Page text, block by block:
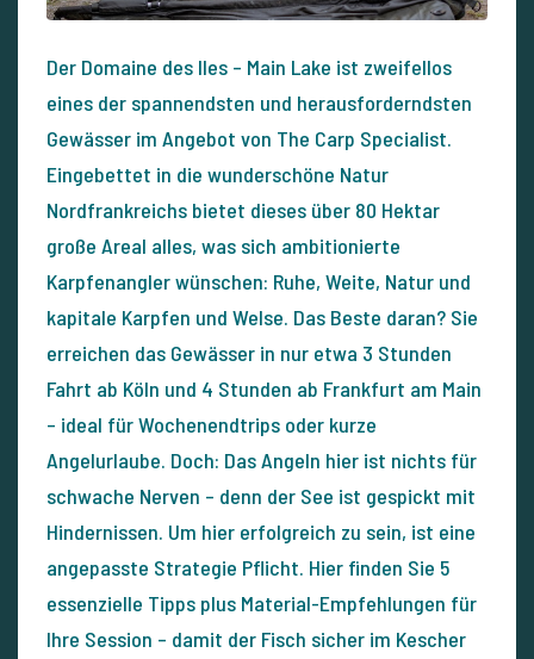
Der Domaine des Iles – Main Lake ist zweifellos
eines der spannendsten und herausforderndsten
Gewässer im Angebot von The Carp Specialist.
Eingebettet in die wunderschöne Natur
Nordfrankreichs bietet dieses über 80 Hektar
große Areal alles, was sich ambitionierte
Karpfenangler wünschen: Ruhe, Weite, Natur und
kapitale Karpfen und Welse. Das Beste daran? Sie
erreichen das Gewässer in nur etwa 3 Stunden
Fahrt ab Köln und 4 Stunden ab Frankfurt am Main
– ideal für Wochenendtrips oder kurze
Angelurlaube. Doch: Das Angeln hier ist nichts für
schwache Nerven – denn der See ist gespickt mit
Hindernissen. Um hier erfolgreich zu sein, ist eine
angepasste Strategie Pflicht. Hier finden Sie 5
essenzielle Tipps plus Material-Empfehlungen für
Ihre Session – damit der Fisch sicher im Kescher